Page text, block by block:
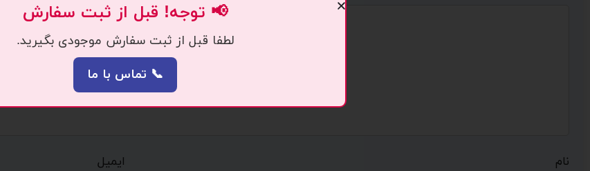
نام ایمیل
📢 توجه! قبل از ثبت سفارش
لطفا قبل از ثبت سفارش موجودی بگیرید.
📞 تماس با ما